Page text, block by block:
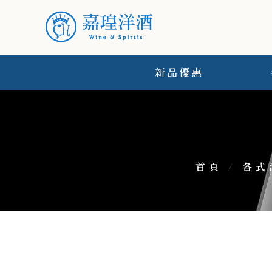
新品優惠
首頁 / 各式